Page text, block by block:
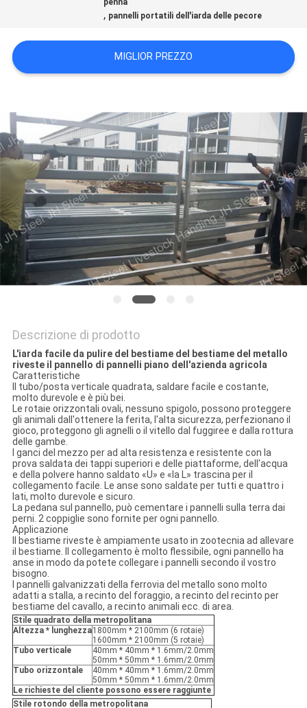
SITO
NORME
SULLA
penna
, pannelli portatili dell'iarda delle pecore
MIGLIOR PREZZO
Descrizione di prodotto
L'iarda facile da pulire del bestiame del bestiame del metallo
riveste il pannello di pannelli piano dell'azienda agricola
Caratteristiche
Il tubo/posta verticale quadrata, saldare facile e costante,
molto durevole e è più bei.
Le rotaie orizzontali ovali, nessuno spigolo, possono proteggere
gli animali dall'ottenere la ferita, l'alta sicurezza, perfezionano il
gioco, proteggono gli agnelli o il vitello dal fuggiree e dalla rottura
delle gambe.
I ganci del mezzo per ad alta resistenza e resistente con la
prova saldata dei tappi superiori e delle piattaforme, dell'acqua
e della polvere hanno saldato «U» e «la L» trascina per il
collegamento facile. Le anse sono saldate per tutti e quattro i
lati, molto durevole e sicuro.
La pedana sul pannello, può cementare i pannelli sulla terra dai
perni. 2 coppiglie sono fornite per ogni pannello.
Applicazione
Il bestiame riveste è ampiamente usato in zootecnia ad allevare
il bestiame. Il collegamento è molto flessibile, ogni pannello ha
anse in modo da potete collegare i pannelli secondo il vostro
bisogno.
I pannelli galvanizzati della ferrovia del metallo sono molto
adatti a stalla, a recinto del foraggio, a recinto del recinto per
bestiame del cavallo, a recinto animali ecc. di area.
Stile quadrato della metropolitana
Altezza * lunghezza1800mm * 2100mm (6 rotaie)
1600mm * 2100mm (5 rotaie)
Tubo verticale
40mm * 40mm * 1.6mm/2.0mm
50mm * 50mm * 1.6mm/2.0mm
Tubo orizzontale
40mm * 40mm * 1.6mm/2.0mm
50mm * 50mm * 1.6mm/2.0mm
Le richieste del cliente possono essere raggiunte
Stile rotondo della metropolitana